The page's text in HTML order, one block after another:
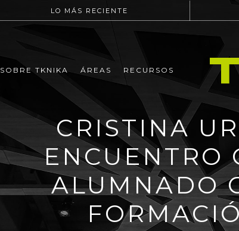
LO MÁS RECIENTE
SOBRE TKNIKA ÁREAS RECURSOS
CRISTINA
ENCUENTRO
ALUMNADO